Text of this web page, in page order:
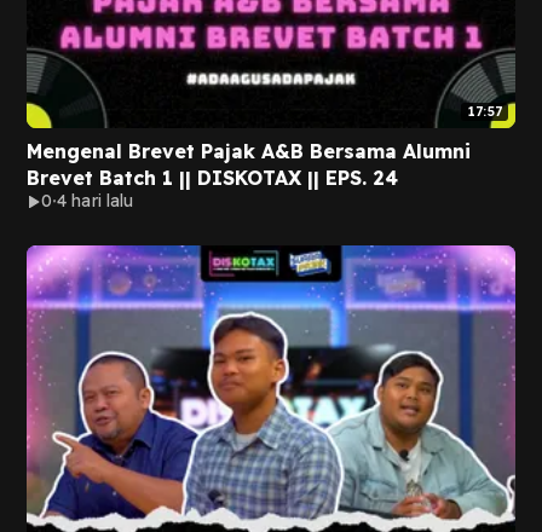
17:57
Mengenal Brevet Pajak A&B Bersama Alumni
Brevet Batch 1 || DISKOTAX || EPS. 24
0 4 hari lalu